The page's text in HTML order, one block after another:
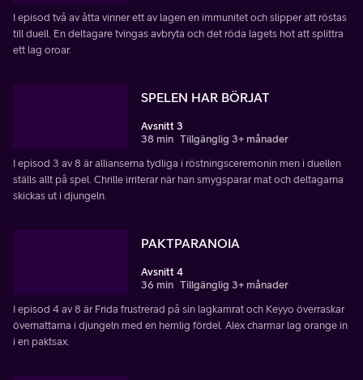
I episod två av åtta vinner ett av lagen en immunitet och slipper att röstas
till duell. En deltagare tvingas avbryta och det röda lagets hot att splittra
ett lag oroar.
SPELEN HAR BÖRJAT
Avsnitt 3
38 min Tillgänglig 3+ månader
I episod 3 av 8 är allianserna tydliga i röstningsceremonin men i duellen
ställs allt på spel. Chrille irriterar när han smygsparar mat och deltagarna
skickas ut i djungeln.
PAKTPARANOIA
Avsnitt 4
36 min Tillgänglig 3+ månader
I episod 4 av 8 är Frida frustrerad på sin lagkamrat och Keyyo överraskar
övernattarna i djungeln med en hemlig fördel. Alex charmar lag orange in
i en paktsax.